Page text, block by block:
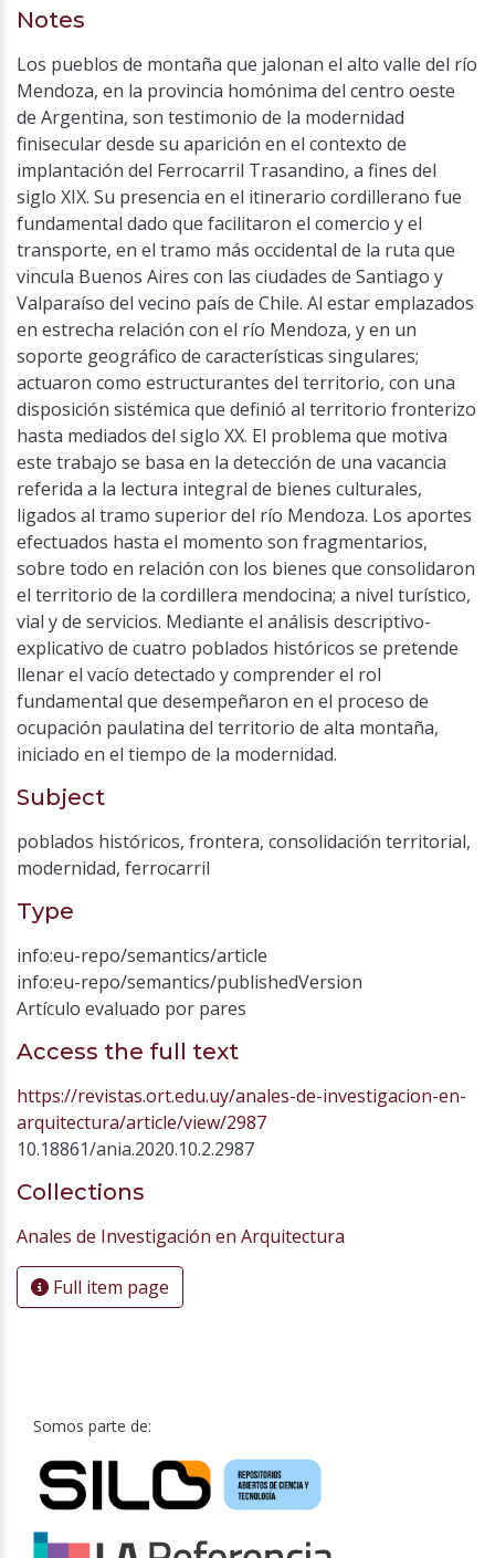
Notes
Los pueblos de montaña que jalonan el alto valle del río
Mendoza, en la provincia homónima del centro oeste
de Argentina, son testimonio de la modernidad
finisecular desde su aparición en el contexto de
implantación del Ferrocarril Trasandino, a fines del
siglo XIX. Su presencia en el itinerario cordillerano fue
fundamental dado que facilitaron el comercio y el
transporte, en el tramo más occidental de la ruta que
vincula Buenos Aires con las ciudades de Santiago y
Valparaíso del vecino país de Chile. Al estar emplazados
en estrecha relación con el río Mendoza, y en un
soporte geográfico de características singulares;
actuaron como estructurantes del territorio, con una
disposición sistémica que definió al territorio fronterizo
hasta mediados del siglo XX. El problema que motiva
este trabajo se basa en la detección de una vacancia
referida a la lectura integral de bienes culturales,
ligados al tramo superior del río Mendoza. Los aportes
efectuados hasta el momento son fragmentarios,
sobre todo en relación con los bienes que consolidaron
el territorio de la cordillera mendocina; a nivel turístico,
vial y de servicios. Mediante el análisis descriptivo-
explicativo de cuatro poblados históricos se pretende
llenar el vacío detectado y comprender el rol
fundamental que desempeñaron en el proceso de
ocupación paulatina del territorio de alta montaña,
iniciado en el tiempo de la modernidad.
Subject
poblados históricos, frontera, consolidación territorial,
modernidad, ferrocarril
Type
info:eu-repo/semantics/article
info:eu-repo/semantics/publishedVersion
Artículo evaluado por pares
Access the full text
https://revistas.ort.edu.uy/anales-de-investigacion-en-
arquitectura/article/view/2987
10.18861/ania.2020.10.2.2987
Collections
Anales de Investigación en Arquitectura
Full item page
Somos parte de: